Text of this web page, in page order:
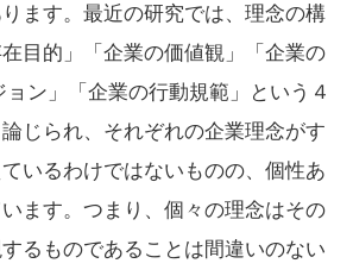
ます。最近の研究では、理念の構
目的」「企業の価値観」「企業の
ン」「企業の行動規範」という４
じられ、それぞれの企業理念がす
いるわけではないものの、個性あ
ます。つまり、個々の理念はその
るものであることは間違いのない